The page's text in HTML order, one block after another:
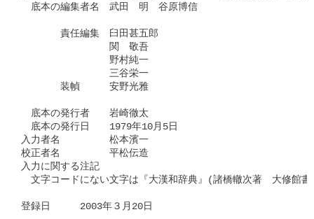
底本の編集者名　武田　明　谷原博信
責任編集　臼田甚五郎
関　敬吾
野村純一
三谷栄一
装幀　　　安野光雅
底本の発行者　　岩崎徹太
底本の発行日　　1979年10月5日
入力者名　　　　　松本濱一
校正者名　　　　　平松伝造
入力に関する注記
文字コードにない文字は『大漢和辞典』(諸橋轍次著　大修館
登録日　　　2003年３月20日